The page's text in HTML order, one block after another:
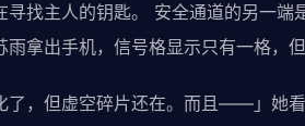
找主人的钥匙。 安全通道的另一端
拿出手机，信号格显示只有一格，但
了，但虚空碎片还在。而且——」她